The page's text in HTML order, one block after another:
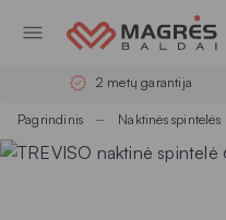
2 metų garantija
Pagrindinis Naktinės spintelės